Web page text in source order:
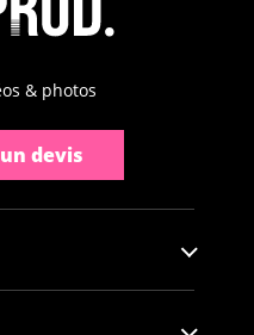
& photos
devis